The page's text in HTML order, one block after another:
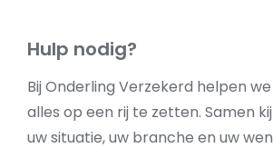
Hulp nodig?
Bij Onderling Verzekerd helpen
alles op een rij te zetten. Samen
uw situatie, uw branche en uw